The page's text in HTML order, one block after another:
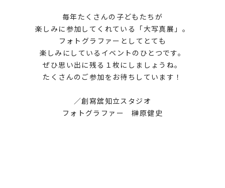
毎年たくさんの子どもたちが
楽しみに参加してくれている「大写真展」。
フォトグラファーとしてとても
楽しみにしているイベントのひとつです。
ぜひ思い出に残る１枚にしましょうね。
たくさんのご参加をお待ちしています！
／創寫舘知立スタジオ
フォトグラファー 榊原健史